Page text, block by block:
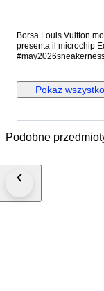
Borsa Louis Vuitton modello Speedy
presenta il microchip
Pokaż wszystko
Podobne